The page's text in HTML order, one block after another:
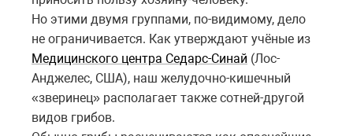
Но этими двумя группами, по-видимому, дело
не ограничивается. Как утверждают учёные из
Медицинского центра Седарс-Синай (Лос-
Анджелес, США), наш желудочно-кишечный
«зверинец» располагает также сотней-другой
видов грибов.